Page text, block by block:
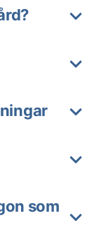
som